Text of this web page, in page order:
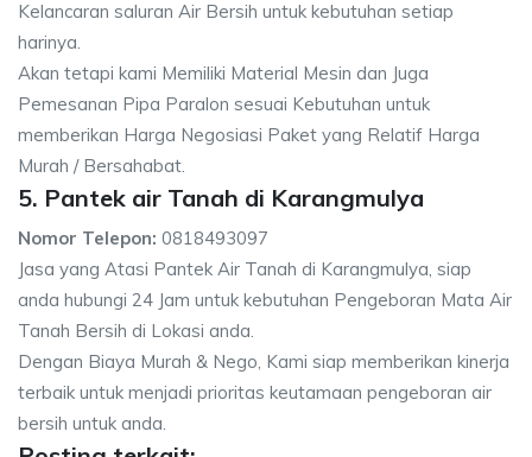
Kelancaran saluran Air Bersih untuk kebutuhan setiap
harinya.
Akan tetapi kami Memiliki Material Mesin dan Juga
Pemesanan Pipa Paralon sesuai Kebutuhan untuk
memberikan Harga Negosiasi Paket yang Relatif Harga
Murah / Bersahabat.
5. Pantek air Tanah di Karangmulya
Nomor Telepon: 0818493097
Jasa yang Atasi Pantek Air Tanah di Karangmulya, siap
anda hubungi 24 Jam untuk kebutuhan Pengeboran Mata Air
Tanah Bersih di Lokasi anda.
Dengan Biaya Murah & Nego, Kami siap memberikan kinerja
terbaik untuk menjadi prioritas keutamaan pengeboran air
bersih untuk anda.